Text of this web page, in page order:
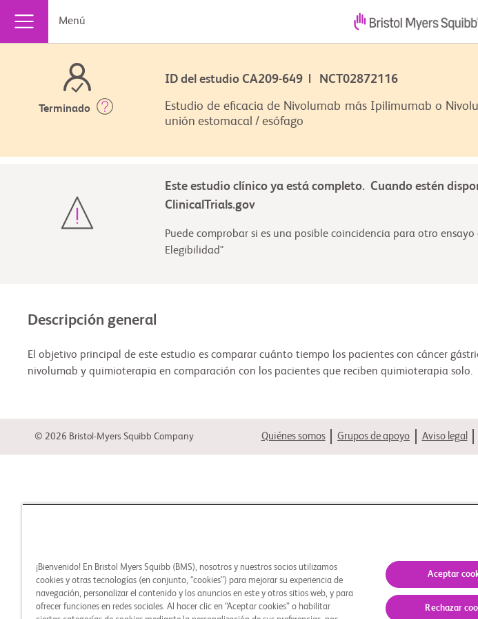
Menú
Terminado
ID del estudio CA209-649 | NCT02872116
Estudio de eficacia de Nivolumab más Ipilimumab o
unión estomacal / esófago
Este estudio clínico ya está completo. Cuando estén
ClinicalTrials.gov
Puede comprobar si es una posible coincidencia para otro
Elegibilidad"
Descripción general
El objetivo principal de este estudio es comparar cuánto tiempo los pacientes con cáncer
nivolumab y quimioterapia en comparación con los pacientes que reciben quimioterapia solo.
© 2026 Bristol-Myers Squibb Company Quiénes somos Grupos de apoyo Aviso legal
¡Bienvenido! En Bristol Myers Squibb (BMS), nosotros y nuestros socios utilizamos
cookies y otras tecnologías (en conjunto, “cookies”) para mejorar su experiencia de
navegación, personalizar el contenido y los anuncios en este y otros sitios web, y para
ofrecer funciones en redes sociales. Al hacer clic en “Aceptar cookies” o habilitar
Aceptar
Rechazar